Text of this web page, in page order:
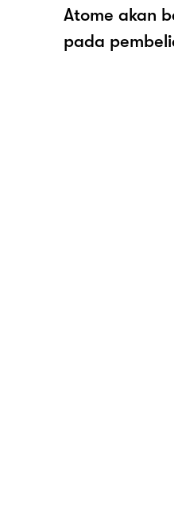
Atome akan
pada